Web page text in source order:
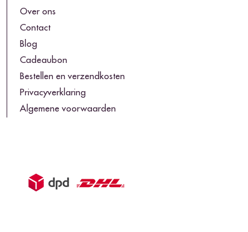
Over ons
Contact
Blog
Cadeaubon
Bestellen en verzendkosten
Privacyverklaring
Algemene voorwaarden